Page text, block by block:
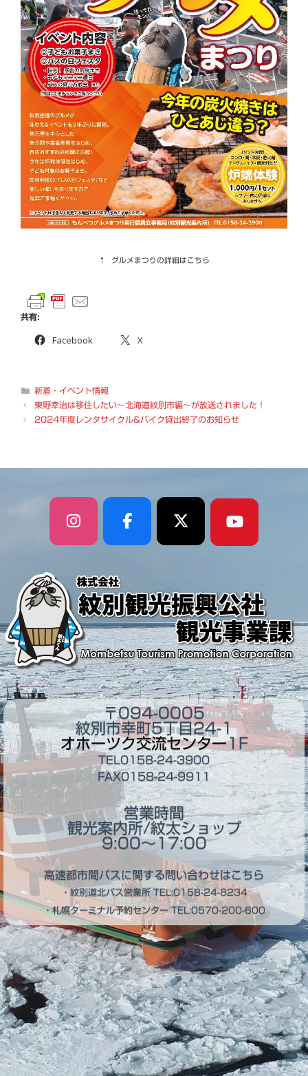
↑ グルメまつりの詳細はこちら
共有:
Facebook X
カ
テ
新着・イベント情報
東野幸治は移住したい～北海道紋別市編～が放送されました！
2024年度レンタサイクル&バイク貸出終了のお知らせ
〒094-0005
紋別市幸町5丁目24-1
オホーツク交流センター1F
TEL0158-24-3900
FAX0158-24-9911
営業時間
観光案内所/紋太ショップ
9:00～17:00
高速都市間バスに関する問い合わせはこちら
・紋別道北バス営業所TEL:0158-24-8234
・札幌ターミナル予約センターTEL:0570-200-600